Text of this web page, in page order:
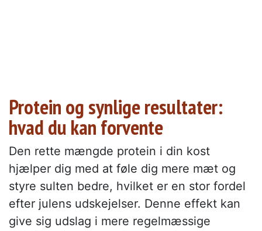
Protein og synlige resultater:
hvad du kan forvente
Den rette mængde protein i din kost
hjælper dig med at føle dig mere mæt og
styre sulten bedre, hvilket er en stor fordel
efter julens udskejelser. Denne effekt kan
give sig udslag i mere regelmæssige